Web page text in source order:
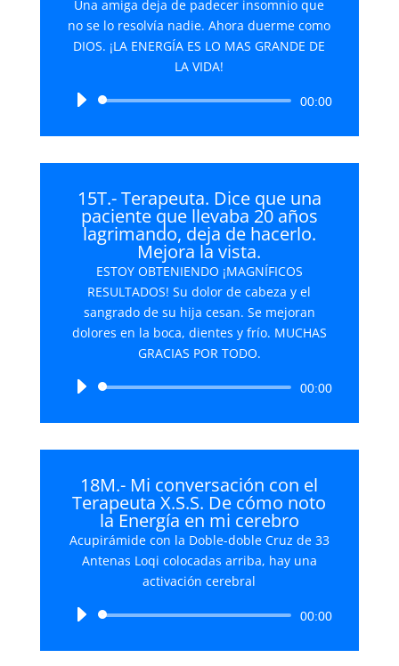
Una amiga deja de padecer insomnio que
no se lo resolvía nadie. Ahora duerme como
DIOS. ¡LA ENERGÍA ES LO MAS GRANDE DE
LA VIDA!
Reproductor
audio
00:00
15T.- Terapeuta. Dice que una
paciente que llevaba 20 años
lagrimando, deja de hacerlo.
Mejora la vista.
ESTOY OBTENIENDO ¡MAGNÍFICOS
RESULTADOS! Su dolor de cabeza y el
sangrado de su hija cesan. Se mejoran
dolores en la boca, dientes y frío. MUCHAS
GRACIAS POR TODO.
Reproductor
audio
00:00
18M.- Mi conversación con el
Terapeuta X.S.S. De cómo noto
la Energía en mi cerebro
Acupirámide con la Doble-doble Cruz de 33
Antenas Loqi colocadas arriba, hay una
activación cerebral
Reproductor
audio
00:00